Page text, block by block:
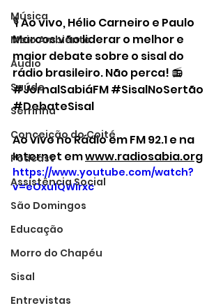
Música
Meio Ambiente
Áudio
Saúde
Serrinha
Conceição do Coité
Podcast
Assistência Social
São Domingos
Educação
Morro do Chapéu
Sisal
Entrevistas
🎙️ Ao vivo, Hélio Carneiro e Paulo
Marcos vão liderar o melhor e
maior debate sobre o sisal do
rádio brasileiro. Não perca! 📻
#JornalSabiáFM#SisalNoSertão
#DebateSisal
Ao vivo no Rádio em FM 92.1 e na
Internet em www.radiosabia.org
https://www.youtube.com/watch?
v=eOxu1QWirxc